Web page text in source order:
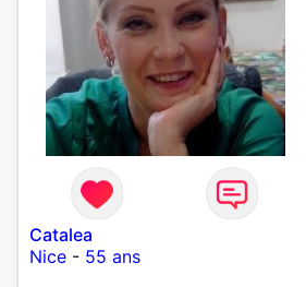
Catalea
Nice- 55 ans